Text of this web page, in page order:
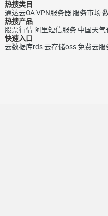
热搜类目
通达云OAVPN服务器 服务市场
热搜产品
股票行情 阿里短信服务 中国天气
快速入口
云数据库rds云存储oss免费云服